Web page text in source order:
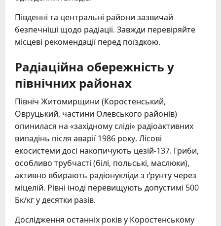
Південні та центральні райони зазвичай
безпечніші щодо радіації. Завжди перевіряйте
місцеві рекомендації перед поїздкою.
Радіаційна обережність у
північних районах
Північ Житомирщини (Коростенський,
Овруцький, частини Олевського районів)
опинилася на «західному сліді» радіоактивних
випадінь після аварії 1986 року. Лісові
екосистеми досі накопичують цезій-137. Гриби,
особливо трубчасті (білі, польські, маслюки),
активно вбирають радіонукліди з ґрунту через
міцелій. Рівні іноді перевищують допустимі 500
Бк/кг у десятки разів.
Дослідження останніх років у Коростенському